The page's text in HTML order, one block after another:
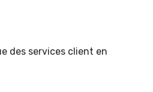
des services client en